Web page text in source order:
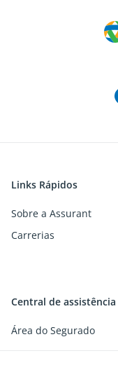
Links Rápidos
Sobre a Assurant
Carrerias
Central de assistência
Área do Segurado